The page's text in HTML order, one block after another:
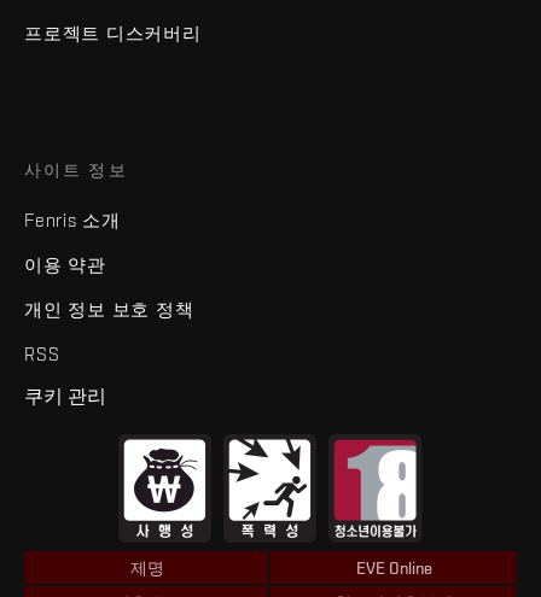
프로젝트 디스커버리
사이트 정보
Fenris 소개
이용 약관
개인 정보 보호 정책
RSS
쿠키 관리
제명
EVE Online